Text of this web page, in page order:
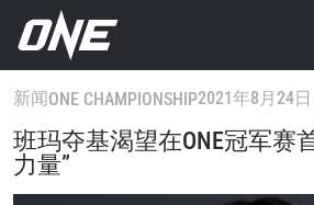
新闻ONE CHAMPIONSHIP2021年8月24日
班玛夺基渴望在ONE冠军赛
力量”